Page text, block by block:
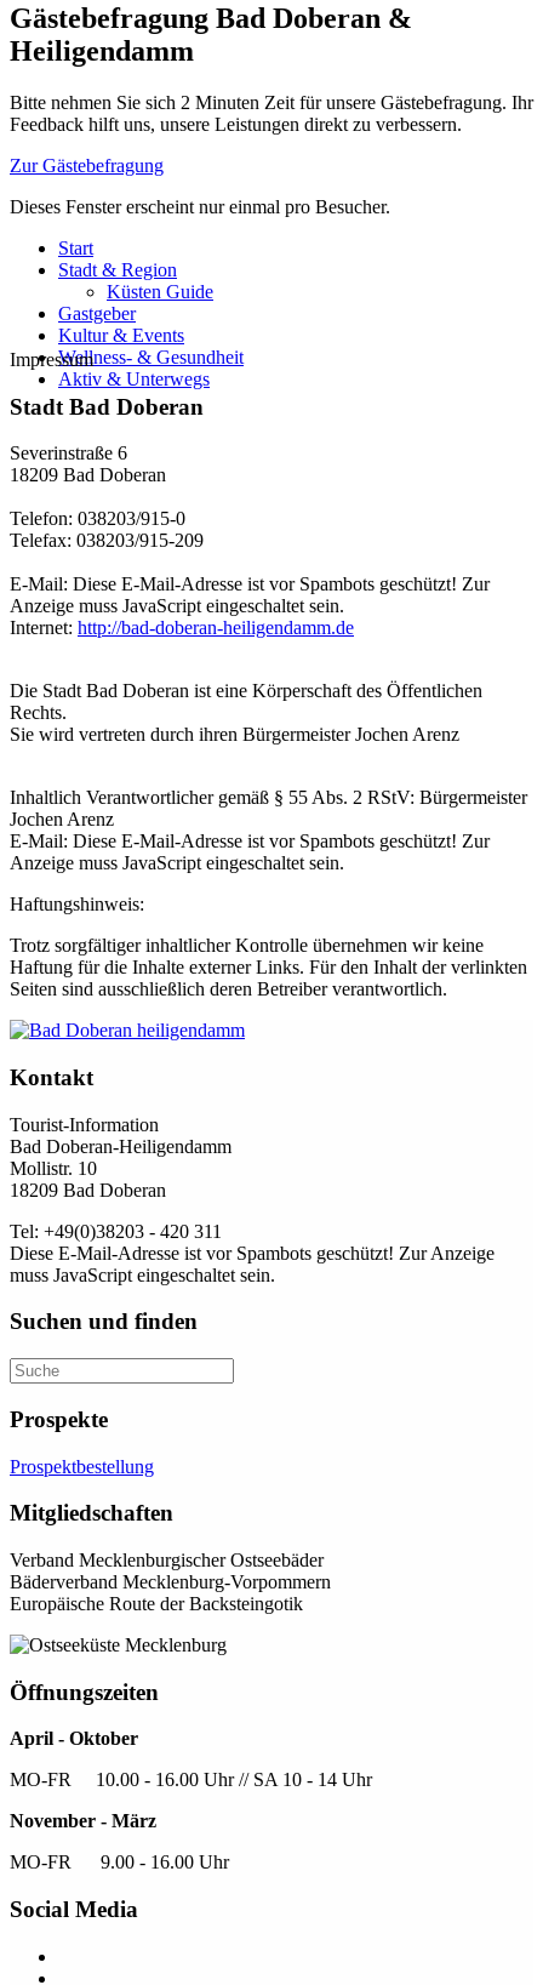
Gästebefragung Bad Doberan &
Heiligendamm
Bitte nehmen Sie sich 2 Minuten Zeit für unsere Gästebefragung. Ihr
Feedback hilft uns, unsere Leistungen direkt zu verbessern.
Zur Gästebefragung
Dieses Fenster erscheint nur einmal pro Besucher.
Start
Stadt & Region
Küsten Guide
Gastgeber
Kultur & Events
Wellness- & Gesundheit
Aktiv & Unterwegs
Impressum
Stadt Bad Doberan
Severinstraße 6
18209 Bad Doberan
Telefon: 038203/915-0
Telefax: 038203/915-209
E-Mail: Diese E-Mail-Adresse ist vor Spambots geschützt! Zur
Anzeige muss JavaScript eingeschaltet sein.
Internet: http://bad-doberan-heiligendamm.de
Die Stadt Bad Doberan ist eine Körperschaft des Öffentlichen
Rechts.
Sie wird vertreten durch ihren Bürgermeister Jochen Arenz
Inhaltlich Verantwortlicher gemäß § 55 Abs. 2 RStV: Bürgermeister
Jochen Arenz
E-Mail: Diese E-Mail-Adresse ist vor Spambots geschützt! Zur
Anzeige muss JavaScript eingeschaltet sein.
Haftungshinweis:
Trotz sorgfältiger inhaltlicher Kontrolle übernehmen wir keine
Haftung für die Inhalte externer Links. Für den Inhalt der verlinkten
Seiten sind ausschließlich deren Betreiber verantwortlich.
Kontakt
Tourist-Information
Bad Doberan-Heiligendamm
Mollistr. 10
18209 Bad Doberan
Tel: +49(0)38203 - 420 311
Diese E-Mail-Adresse ist vor Spambots geschützt! Zur Anzeige
muss JavaScript eingeschaltet sein.
Suchen und finden
Prospekte
Prospektbestellung
Mitgliedschaften
Verband Mecklenburgischer Ostseebäder
Bäderverband Mecklenburg-Vorpommern
Europäische Route der Backsteingotik
Öffnungszeiten
April - Oktober
MO-FR 10.00 - 16.00 Uhr // SA 10 - 14 Uhr
November - März
MO-FR 9.00 - 16.00 Uhr
Social Media